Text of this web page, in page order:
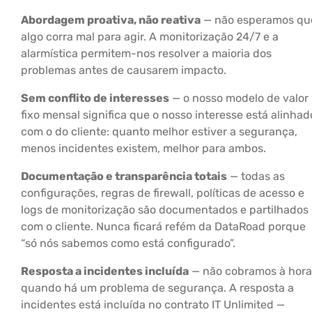
Abordagem proativa, não reativa — não esperamos
algo corra mal para agir. A monitorização 24/7 e a
alarmística permitem-nos resolver a maioria dos
problemas antes de causarem impacto.
Sem conflito de interesses — o nosso modelo de valor
fixo mensal significa que o nosso interesse está
com o do cliente: quanto melhor estiver a segurança,
menos incidentes existem, melhor para ambos.
Documentação e transparência totais — todas as
configurações, regras de firewall, políticas de acesso e
logs de monitorização são documentados e partilhados
com o cliente. Nunca ficará refém da DataRoad porque
“só nós sabemos como está configurado”.
Resposta a incidentes incluída — não cobramos à hora
quando há um problema de segurança. A resposta a
incidentes está incluída no contrato IT Unlimited —